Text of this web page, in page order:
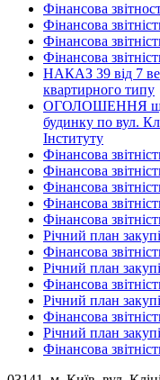
Фінансова
Фінансова
Фінансова
Фінансова
НАКАЗ 39 від 7
квартирного типу
ОГОЛОШЕННЯ
будинку по вул.
Інституту
Фінансова
Фінансова
Фінансова
Фінансова
Фінансова
Річний план
Фінансова
Річний план
Фінансова
Річний план
Фінансова
Річний план
Фінансова